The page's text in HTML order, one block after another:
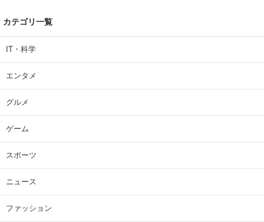
カテゴリ一覧
IT・科学
エンタメ
グルメ
ゲーム
スポーツ
ニュース
ファッション